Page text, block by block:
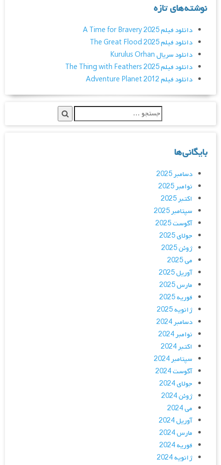
نوشته‌های تازه
دانلود فیلم A Time for Bravery 2025
دانلود فیلم The Great Flood 2025
دانلود سریال Kurulus Orhan
دانلود فیلم The Thing with Feathers 2025
دانلود فیلم Adventure Planet 2012
بایگانی‌ها
دسامبر 2025
نوامبر 2025
اکتبر 2025
سپتامبر 2025
آگوست 2025
جولای 2025
ژوئن 2025
می 2025
آوریل 2025
مارس 2025
فوریه 2025
ژانویه 2025
دسامبر 2024
نوامبر 2024
اکتبر 2024
سپتامبر 2024
آگوست 2024
جولای 2024
ژوئن 2024
می 2024
آوریل 2024
مارس 2024
فوریه 2024
ژانویه 2024